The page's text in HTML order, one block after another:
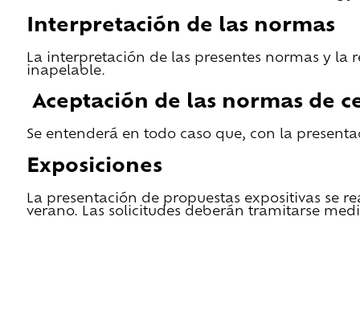
Interpretación de las normas
La interpretación de las presentes normas y la
inapelable.
Aceptación de las normas de
Se entenderá en todo caso que, con la
Exposiciones
La presentación de propuestas expositivas se
verano. Las solicitudes deberán tramitarse